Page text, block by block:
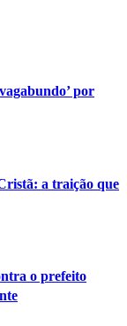
por
a traição que
o prefeito